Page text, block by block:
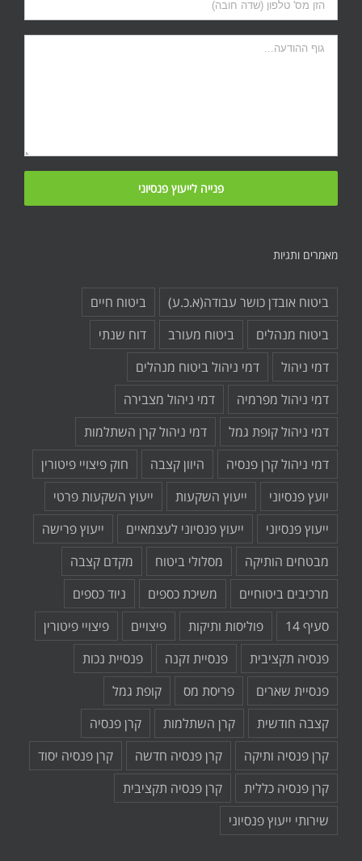
מאמרים ותגיות
ביטוח אובדן כושר עבודה(א.כ.ע)
ביטוח חיים
ביטוח מנהלים
ביטוח מעורב
דוח שנתי
דמי ניהול
דמי ניהול ביטוח מנהלים
דמי ניהול מפרמיה
דמי ניהול מצבירה
דמי ניהול קופת גמל
דמי ניהול קרן השתלמות
דמי ניהול קרן פנסיה
היוון קצבה
חוק פיצויי פיטורין
יועץ פנסיוני
ייעוץ השקעות
ייעוץ השקעות פרטי
ייעוץ פנסיוני
ייעוץ פנסיוני לעצמאיים
ייעוץ פרישה
מבטחים הותיקה
מסלולי ביטוח
מקדם קצבה
מרכיבים ביטוחיים
משיכת כספים
ניוד כספים
סעיף 14
פוליסות ותיקות פיצויים
פיצויי פיטורין
פנסיה תקציבית
פנסיית זקנה
פנסיית נכות
פנסיית שארים
פריסת מס
קופת גמל
קצבה חודשית
קרן השתלמות
קרן פנסיה
קרן פנסיה ותיקה
קרן פנסיה חדשה
קרן פנסיה יסוד
קרן פנסיה כללית
קרן פנסיה תקציבית
שירותי ייעוץ פנסיוני